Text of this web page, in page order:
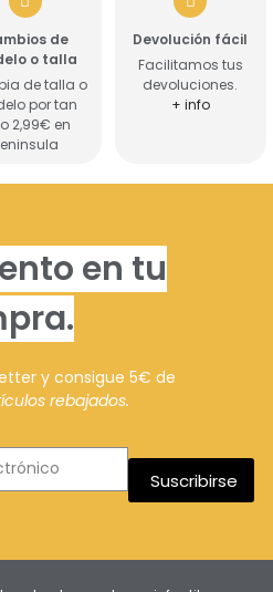
de
o talla
de talla o
por tan
2,99€ en
Devolución fácil
Facilitamos tus
devoluciones.
+ info
en tu
y consigue 5€ de
rebajados.
Suscribirse